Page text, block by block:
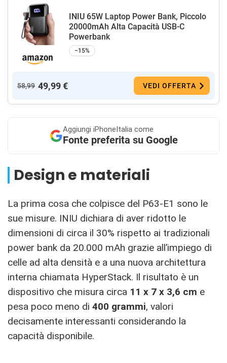
INIU 65W Laptop Power Bank, Piccolo
20000mAh Alta Capacità USB-C
Powerbank
−15%
58,99 49,99 € VEDI OFFERTA
Aggiungi iPhoneItalia come
Fonte preferita su Google
Design e materiali
La prima cosa che colpisce del P63-E1 sono le
sue misure. INIU dichiara di aver ridotto le
dimensioni di circa il 30% rispetto ai tradizionali
power bank da 20.000 mAh grazie all’impiego di
celle ad alta densità e a una nuova architettura
interna chiamata HyperStack. Il risultato è un
dispositivo che misura circa 11 x 7 x 3,6 cm e
pesa poco meno di 400 grammi, valori
decisamente interessanti considerando la
capacità disponibile.